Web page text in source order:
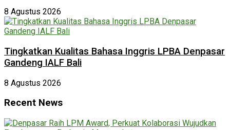
8 Agustus 2026
Tingkatkan Kualitas Bahasa Inggris LPBA Denpasar
Gandeng IALF Bali
8 Agustus 2026
Recent News